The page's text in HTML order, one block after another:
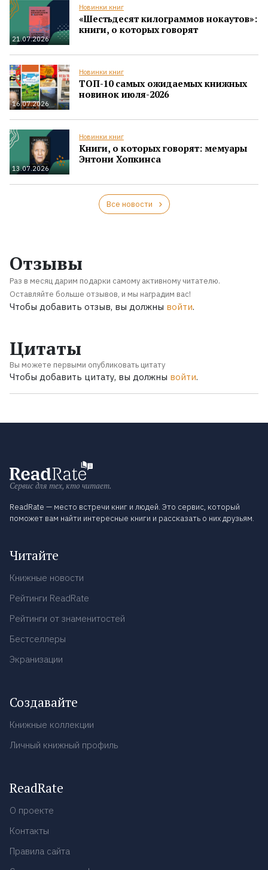
21.07.2026
Новинки книг
«Шестьдесят килограммов нокаутов»:
книги, о которых говорят
16.07.2026
Новинки книг
ТОП-10 самых ожидаемых книжных
новинок июля-2026
13.07.2026
Новинки книг
Книги, о которых говорят: мемуары
Энтони Хопкинса
Все новости
Отзывы
Раз в месяц дарим подарки самому активному читателю.
Оставляйте больше отзывов, и мы наградим вас!
Чтобы добавить отзыв, вы должны войти.
Цитаты
Вы можете первыми опубликовать цитату
Чтобы добавить цитату, вы должны войти.
Сервис для тех, кто читает.
ReadRate — место встречи книг и людей. Это сервис, который
поможет вам найти интересные книги и рассказать о них друзьям.
Читайте
Книжные новости
Рейтинги ReadRate
Рейтинги от знаменитостей
Бестселлеры
Экранизации
Создавайте
Книжные коллекции
Личный книжный профиль
ReadRate
О проекте
Контакты
Правила сайта